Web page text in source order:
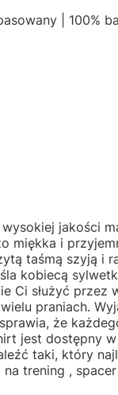
| 100%
jakości
miękka i
taśmą szyją i
kobiecą
Ci służyć przez
praniach.
że
jest dostępny
taki, który
na trening ,